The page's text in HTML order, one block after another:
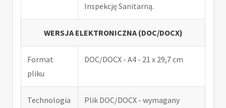
Inspekcję Sanitarną.
WERSJA ELEKTRONICZNA (DOC/DOCX)
Format
pliku
DOC/DOCX - A4 - 21 x 29,7 cm
Technologia
Plik DOC/DOCX - wymagany